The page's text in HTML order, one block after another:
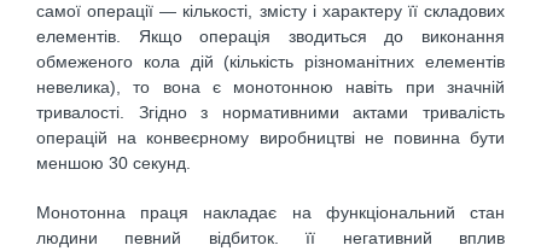
самої операції — кількості, змісту і характеру її складових
елементів. Якщо операція зводиться до виконання
обмеженого кола дій (кількість різноманітних елементів
невелика), то вона є монотонною навіть при значній
тривалості. Згідно з нормативними актами тривалість
операцій на конвеєрному виробництві не повинна бути
меншою 30 секунд.
Монотонна праця накладає на функціональний стан
людини певний відбиток. її негативний вплив